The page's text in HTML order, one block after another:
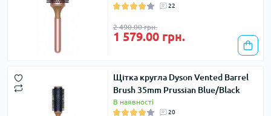
22
2 490.00 грн.
1 579.00 грн.
Щітка кругла Dyson Vented Barrel
Brush 35mm Prussian Blue/Black
В наявності
20